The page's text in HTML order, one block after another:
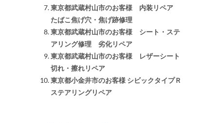
東京都武蔵村山市のお客様 内装リペア
たばこ焦げ穴・焦げ跡修理
東京都武蔵村山市のお客様 シート・ステ
アリング修理 劣化リペア
東京都武蔵村山市のお客様 レザーシート
切れ・擦れリペア
東京都小金井市のお客様 シビックタイプＲ
ステアリングリペア